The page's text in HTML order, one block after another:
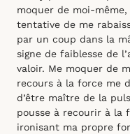
moquer de moi-
tentative de me
par un coup dans la
signe de faiblesse de
valoir. Me moquer de
recours à la force me
d’être maître de la
pousse à recourir à la
ironisant ma propre